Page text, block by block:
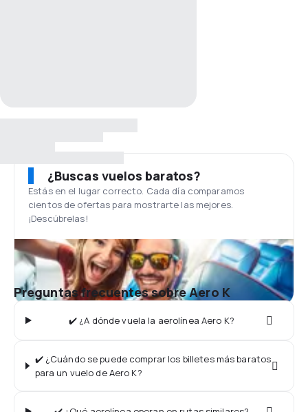
¿Buscas vuelos baratos?
Estás en el lugar correcto. Cada día comparamos
cientos de ofertas para mostrarte las mejores.
¡Descúbrelas!
Preguntas frecuentes sobre Aero K
✔️ ¿A dónde vuela la aerolínea Aero K?
✔️ ¿Cuándo se puede comprar los billetes más baratos
para un vuelo de Aero K?